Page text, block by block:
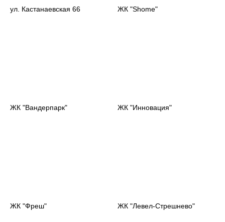
ул. Кастанаевская 66 ЖК "Shome"
ЖК "Вандерпарк" ЖК "Инновация"
ЖК "Фреш" ЖК "Левел-Стрешнево"